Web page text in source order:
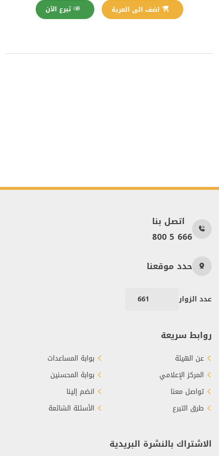
اتصل بنا
800 5 666
حدد موقعنا
عدد الزوار 661
روابط سريعة
عن الهيئة
المركز الإعلامي
تواصل معنا
طرق التبرع
بوابة المساعدات
بوابة المحسنين
انضم إلينا
الأسئلة الشائعة
الاشتراك بالنشرة البريدية